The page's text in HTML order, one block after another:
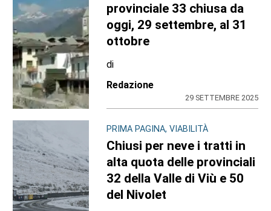
provinciale 33 chiusa da
oggi, 29 settembre, al 31
ottobre
di
Redazione
29 SETTEMBRE 2025
PRIMA PAGINA, VIABILITÀ
Chiusi per neve i tratti in
alta quota delle provinciali
32 della Valle di Viù e 50
del Nivolet